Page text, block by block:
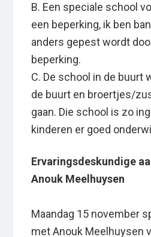
B. Een speciale school
een beperking, ik ben
anders gepest wordt
beperking.
C. De school in de buurt
de buurt en broertjes/
gaan. Die school is zo
kinderen er goed
Ervaringsdeskundige
Anouk Meelhuysen
Maandag 15 november
met Anouk Meelhuysen